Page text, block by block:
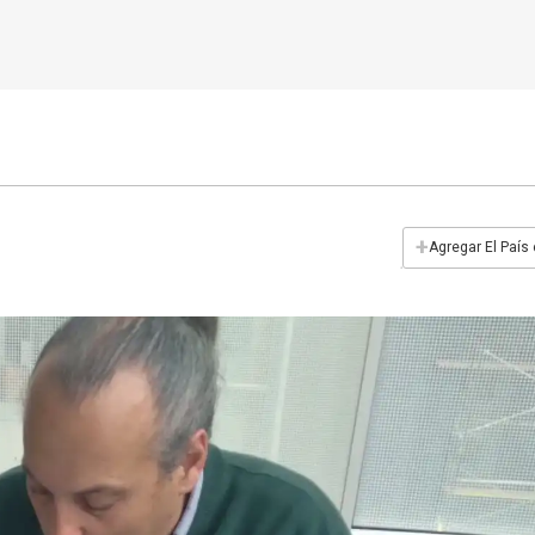
+Agregar El País